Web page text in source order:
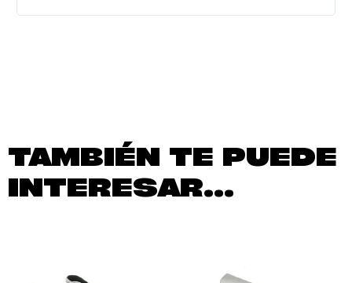
TAMBIÉN TE PUEDE
INTERESAR...